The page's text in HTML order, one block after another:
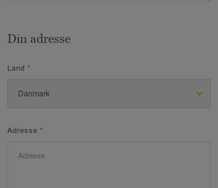
Din adresse
Land *
Adresse *